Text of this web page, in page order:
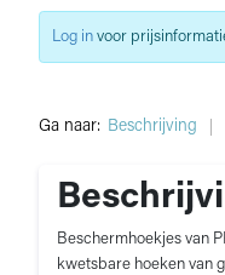
Ga naar: Beschrijving
Beschermhoekjes van
kwetsbare hoeken van
Log in voor